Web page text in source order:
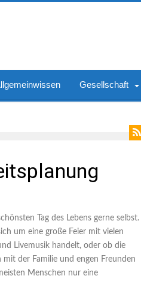
Gesellschaft
Tag des Lebens gerne selbst.
um eine große Feier mit vielen
Livemusik handelt, oder ob die
mit der Familie und engen Freunden
Menschen nur eine